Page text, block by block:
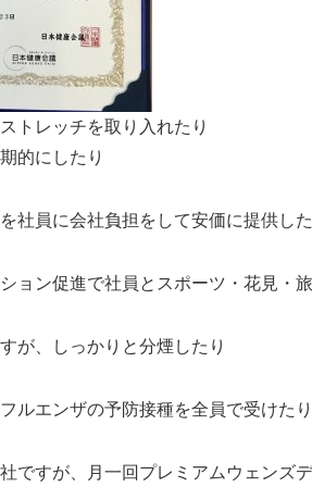
トレッチを取り入れたり
的にしたり
社員に会社負担をして安価に提供した
ョン促進で社員とスポーツ・花見・
が、しっかりと分煙したり
ルエンザの予防接種を全員で受けたり
ですが、月一回プレミアムウェンズ